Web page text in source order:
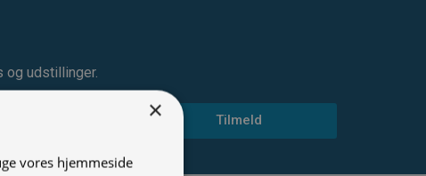
og udstillinger.
Tilmeld
×
vores hjemmeside